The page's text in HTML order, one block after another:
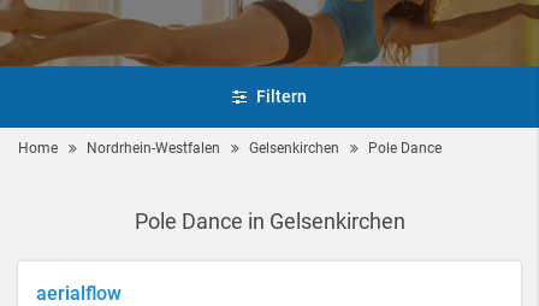
Filtern
Home Nordrhein-Westfalen Gelsenkirchen Pole Dance
Pole Dance in Gelsenkirchen
aerialflow